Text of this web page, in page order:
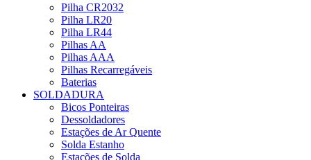
Pilha CR2032
Pilha LR20
Pilha LR44
Pilhas AA
Pilhas AAA
Pilhas Recarregáveis
Baterias
SOLDADURA
Bicos Ponteiras
Dessoldadores
Estações de Ar Quente
Solda Estanho
Estações de Solda